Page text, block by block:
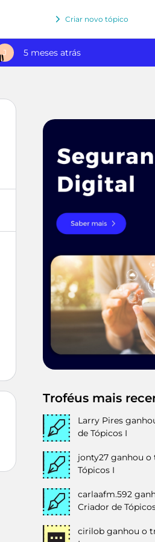
Criar novo tópico
J 5 meses atrás
Troféus mais
Larry Pires
de Tópicos I
jonty27 ganhou o
Tópicos I
carlaafm.592
Criador de
cirilob ganhou o